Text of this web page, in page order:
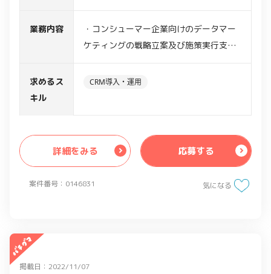
案件番号：0146831
業務内容
・コンシューマー企業向けのデータマー
ケティングの戦略立案及び施策実行支援
用した分析の提案
求めるス
キル
CRM導入・運用
詳細をみる 応募する
気になる
掲載日：2022/11/07